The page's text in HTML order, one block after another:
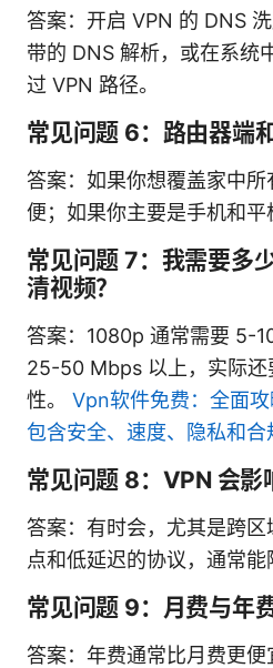
答案：开启 VPN 的 DNS
带的 DNS 解析，或在系统
过 VPN 路径。
常见问题 6：路由器端
答案：如果你想覆盖家中
便；如果你主要是手机和平
常见问题 7：我需要多
清视频？
答案：1080p 通常需要 5-
25-50 Mbps 以上，实际还
性。 Vpn软件免费：全面攻
包含安全、速度、隐私和合
常见问题 8：VPN 会影
答案：有时会，尤其是跨
点和低延迟的协议，通常能
常见问题 9：月费与年
答案：年费通常比月费更